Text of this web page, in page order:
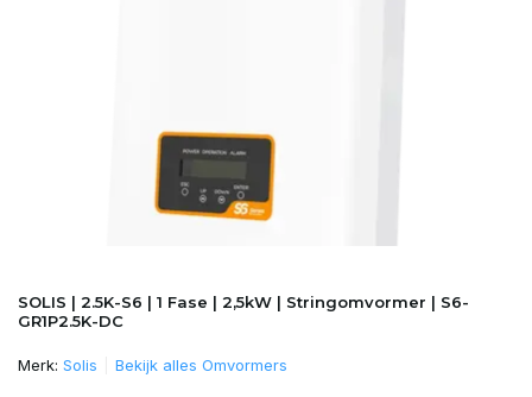
SOLIS | 2.5K-S6 | 1 Fase | 2,5kW | Stringomvormer | S6-
GR1P2.5K-DC
Merk: Solis Bekijk alles Omvormers